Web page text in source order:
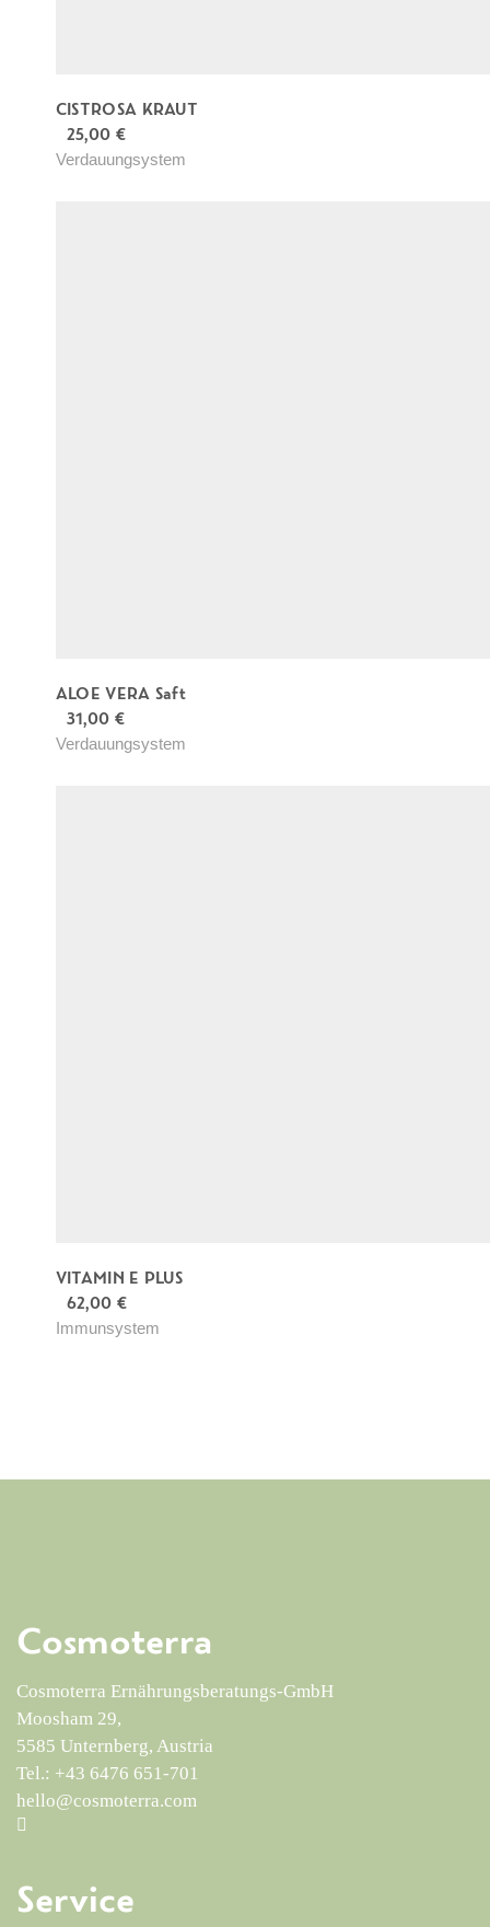
CISTROSA KRAUT
25,00 €
Verdauungsystem
ALOE VERA Saft
31,00 €
Verdauungsystem
VITAMIN E PLUS
62,00 €
Immunsystem
Cosmoterra
Cosmoterra Ernährungsberatungs-GmbH
Moosham 29,
5585 Unternberg, Austria
Tel.: +43 6476 651-701
hello@cosmoterra.com
Service